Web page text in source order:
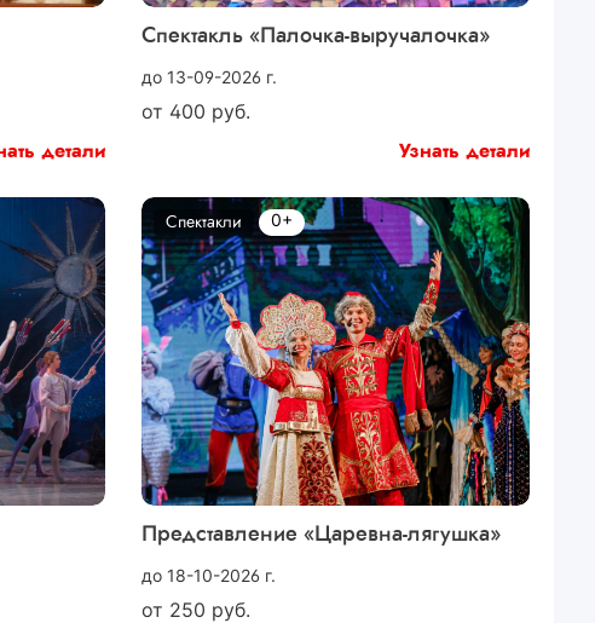
детали
Спектакль «Палочка-выручалочка»
до 13-09-2026 г.
от 400 руб.
Узнать детали
Представление «Царевна-лягушка»
до 18-10-2026 г.
от 250 руб.
Спектакли 0+